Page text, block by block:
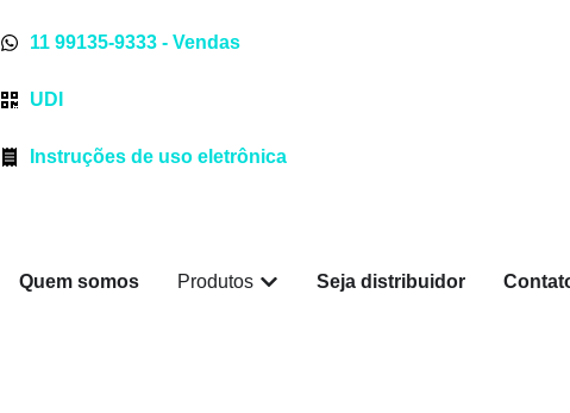
11 99135-9333 - Vendas
UDI
Instruções de uso eletrônica
Quem somos Produtos Seja distribuidor